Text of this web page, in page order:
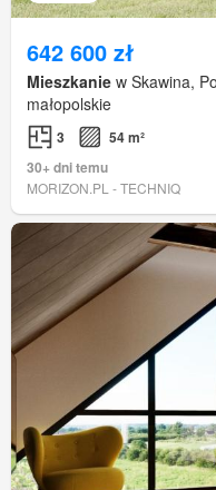
642 600 zł
Mieszkanie w Skawina,
małopolskie
3
54 m²
30+ dni temu
MORIZON.PL - TECHNIQ